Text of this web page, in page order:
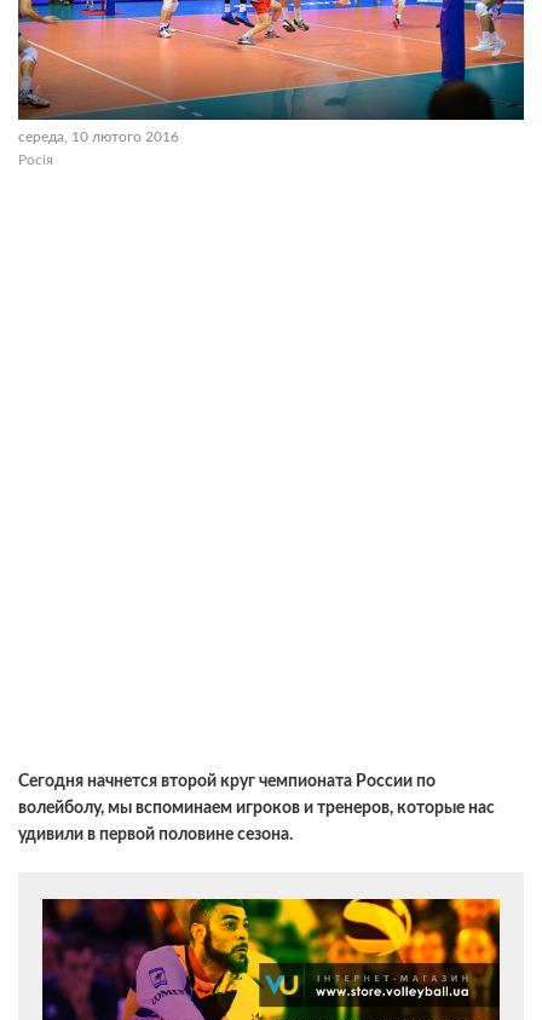
середа, 10 лютого 2016
Росія
Сегодня начнется второй круг чемпионата России по
волейболу, мы вспоминаем игроков и тренеров, которые нас
удивили в первой половине сезона.